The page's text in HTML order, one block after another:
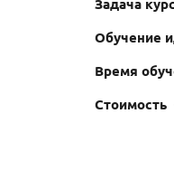
Задача
Обучение
Время